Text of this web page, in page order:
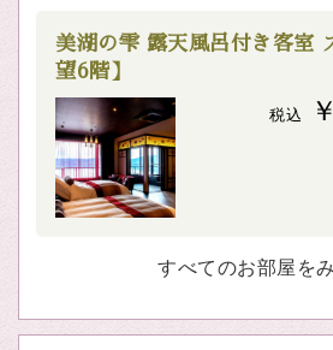
美湖の雫 露天風呂付き客室
望6階】
税込
すべてのお部屋を